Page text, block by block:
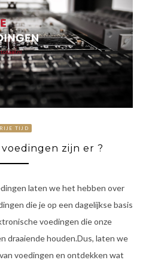
TIJD
zijn er ?
laten we het hebben over
die je op een dagelijkse basis
voedingen die onze
draaiende houden.Dus, laten we
voedingen en ontdekken wat